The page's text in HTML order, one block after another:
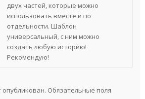
двух частей, которые можно
использовать вместе и по
отдельности. Шаблон
универсальный, с ним можно
создать любую историю!
Рекомендую!
Обязательные поля